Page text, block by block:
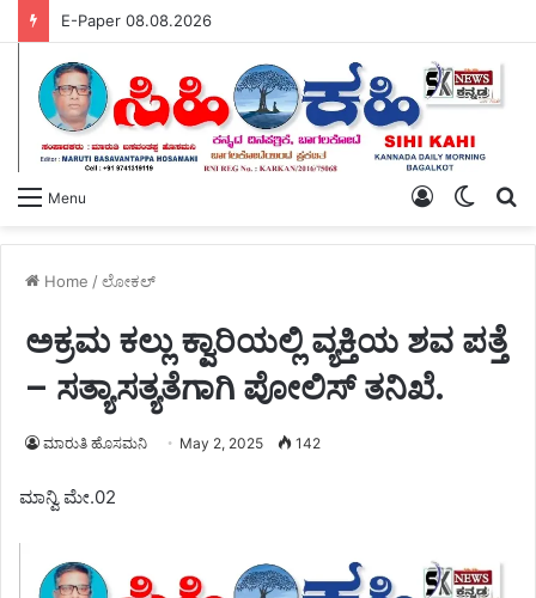
E-Paper 08.08.2026
Menu
Switch
Log
Home /ಲೋಕಲ್
ಅಕ್ರಮ ಕಲ್ಲು ಕ್ವಾರಿಯಲ್ಲಿ ವ್ಯಕ್ತಿಯ ಶವ ಪತ್ತೆ
– ಸತ್ಯಾಸತ್ಯತೆಗಾಗಿ ಪೋಲಿಸ್ ತನಿಖೆ.
ಮಾರುತಿ ಹೊಸಮನಿ May 2, 2025 142
ಮಾನ್ವಿ ಮೇ.02